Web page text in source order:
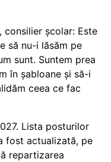
consilier școlar: Este
să nu-i lăsăm pe
sunt. Suntem prea
în șabloane și să-i
ceea ce fac
Lista posturilor
fost actualizată, pe
repartizarea